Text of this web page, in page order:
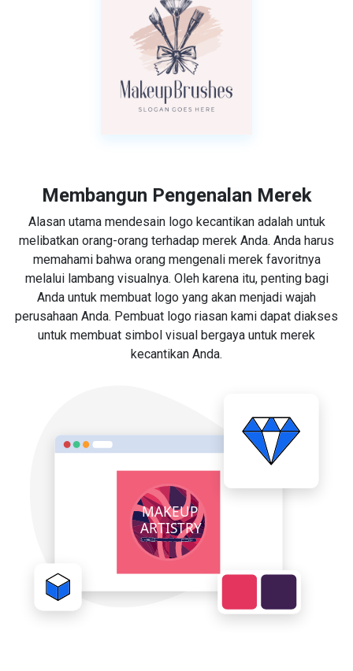
Membangun Pengenalan Merek
Alasan utama mendesain logo kecantikan adalah untuk
melibatkan orang-orang terhadap merek Anda. Anda harus
memahami bahwa orang mengenali merek favoritnya
melalui lambang visualnya. Oleh karena itu, penting bagi
Anda untuk membuat logo yang akan menjadi wajah
perusahaan Anda. Pembuat logo riasan kami dapat diakses
untuk membuat simbol visual bergaya untuk merek
kecantikan Anda.